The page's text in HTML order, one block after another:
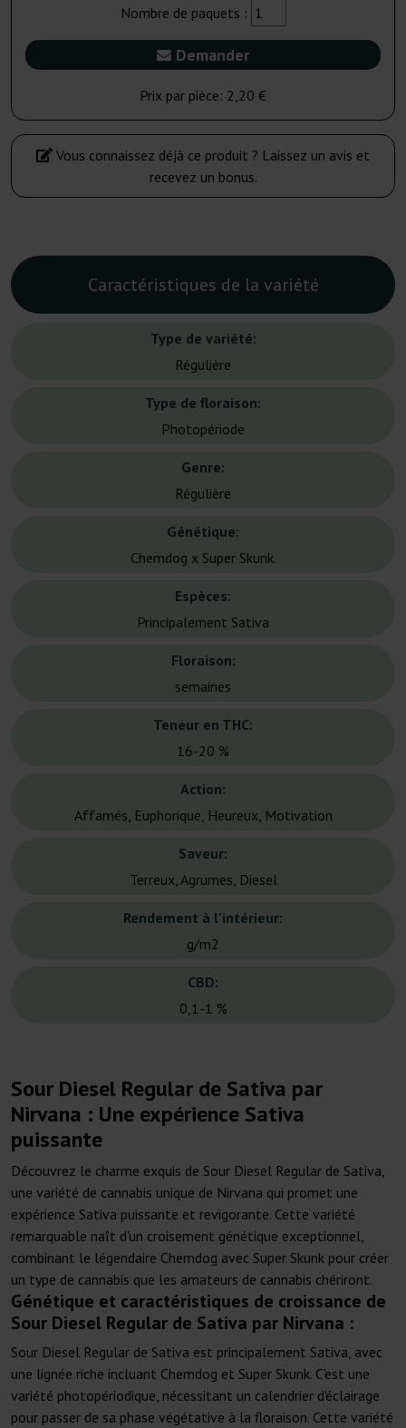
Nombre de paquets :
Demander
Prix par pièce: 2,20 €
Vous connaissez déjà ce produit ? Laissez un avis et
recevez un bonus.
Caractéristiques de la variété
Type de variété:
Régulière
Type de floraison:
Photopériode
Genre:
Régulière
Génétique:
Chemdog x Super Skunk.
Espèces:
Principalement Sativa
Floraison:
semaines
Teneur en THC:
16-20 %
Action:
Affamés, Euphorique, Heureux, Motivation
Saveur:
Terreux, Agrumes, Diesel
Rendement à l'intérieur:
g/m2
CBD:
0,1-1 %
Sour Diesel Regular de Sativa par
Nirvana : Une expérience Sativa
puissante
Découvrez le charme exquis de Sour Diesel Regular de Sativa,
une variété de cannabis unique de Nirvana qui promet une
expérience Sativa puissante et revigorante. Cette variété
remarquable naît d'un croisement génétique exceptionnel,
combinant le légendaire Chemdog avec Super Skunk pour créer
un type de cannabis que les amateurs de cannabis chériront.
Génétique et caractéristiques de croissance de
Sour Diesel Regular de Sativa par Nirvana :
Sour Diesel Regular de Sativa est principalement Sativa, avec
une lignée riche incluant Chemdog et Super Skunk. C'est une
variété photopériodique, nécessitant un calendrier d'éclairage
pour passer de sa phase végétative à la floraison. Cette variété